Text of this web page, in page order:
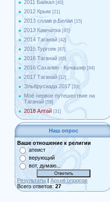
2011 Байкал [40]
2012 Крым [21]
2013 сплав р.Белая [15]
2013 Камчатка [87]
2014 Таганай [42]
2015 Тургояк [87]
2016 Таганай [65]
2016 Сахалин - Кунашир [94]
2017 Таганай [12]
Эльбрусиада 2017 [23]
Моё первое путешествие на
Таганай [58]
2018 Алтай [31]
Наш опрос
Ваше отношение к религии
атеист
верующий
вот, думаю...
Результаты | Архив опросов
Всего ответов: 27